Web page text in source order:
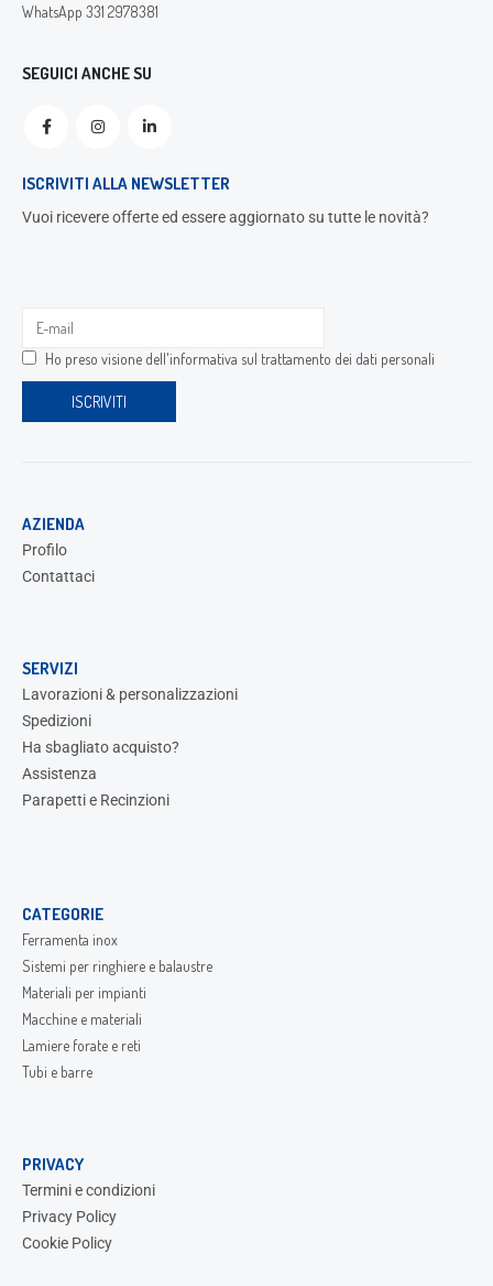
WhatsApp 331 2978381
SEGUICI ANCHE SU
ISCRIVITI ALLA NEWSLETTER
Vuoi ricevere offerte ed essere aggiornato su tutte le novità?
Ho preso visione dell'informativa sul trattamento dei dati personali
AZIENDA
Profilo
Contattaci
SERVIZI
Lavorazioni & personalizzazioni
Spedizioni
Ha sbagliato acquisto?
Assistenza
Parapetti e Recinzioni
CATEGORIE
Ferramenta inox
Sistemi per ringhiere e balaustre
Materiali per impianti
Macchine e materiali
Lamiere forate e reti
Tubi e barre
PRIVACY
Termini e condizioni
Privacy Policy
Cookie Policy